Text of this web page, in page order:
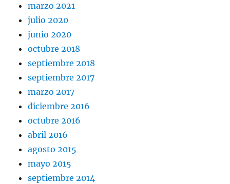
marzo 2021
julio 2020
junio 2020
octubre 2018
septiembre 2018
septiembre 2017
marzo 2017
diciembre 2016
octubre 2016
abril 2016
agosto 2015
mayo 2015
septiembre 2014